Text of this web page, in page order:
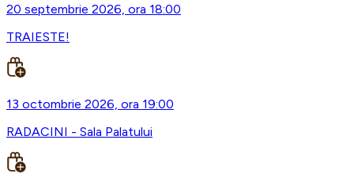
20 septembrie 2026, ora 18:00
TRAIESTE!
13 octombrie 2026, ora 19:00
RADACINI - Sala Palatului